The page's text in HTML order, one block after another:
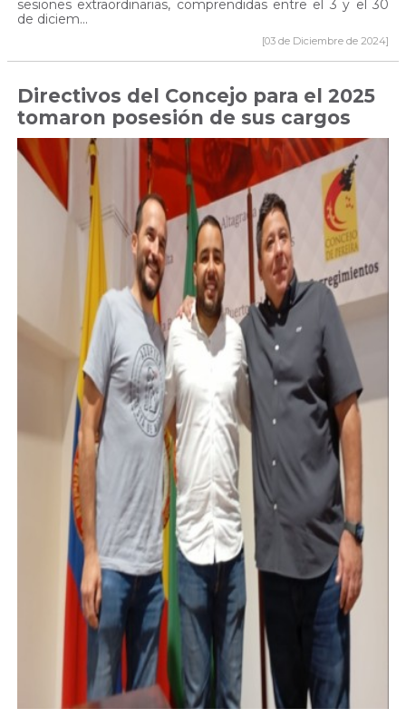
sesiones extraordinarias, comprendidas entre el 3 y el 30
de diciem...
[03 de Diciembre de 2024]
Directivos del Concejo para el 2025
tomaron posesión de sus cargos